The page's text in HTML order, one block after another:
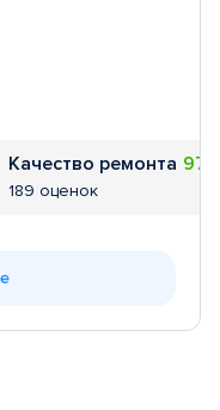
Качество ремонта
189 оценок